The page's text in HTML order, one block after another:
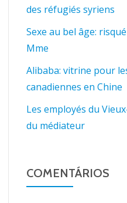
des réfugiés syriens
Sexe au bel âge:
Mme
Alibaba: vitrine pour
canadiennes en Chine
Les employés du
du médiateur
COMENTÁRIOS